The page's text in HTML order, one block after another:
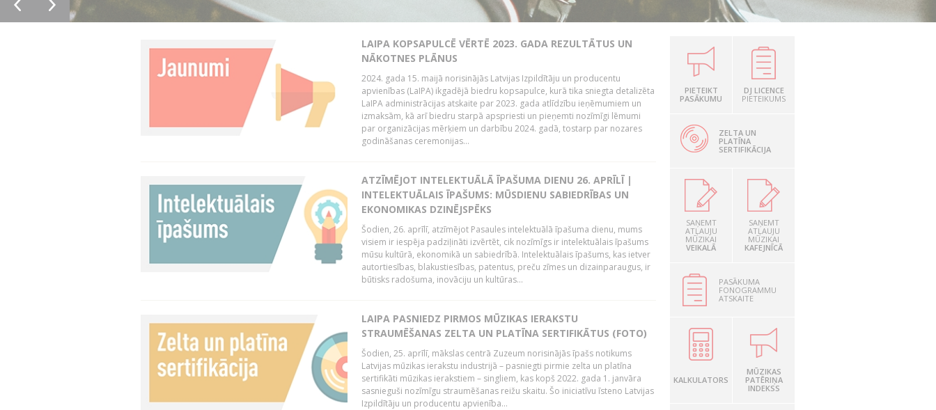
LAIPA KOPSAPULCĒ VĒRTĒ 2023. GADA REZULTĀTUS UN
NĀKOTNES PLĀNUS
2024. gada 15. maijā norisinājās Latvijas Izpildītāju un producentu
apvienības (LaIPA) ikgadējā biedru kopsapulce, kurā tika sniegta detalizēta
LaIPA administrācijas atskaite par 2023. gada atlīdzību ieņēmumiem un
izmaksām, kā arī biedru starpā apspriesti un pieņemti nozīmīgi lēmumi
par organizācijas mērķiem un darbību 2024. gadā, tostarp par nozares
godināšanas ceremonijas...
ATZĪMĒJOT INTELEKTUĀLĀ ĪPAŠUMA DIENU 26. APRĪLĪ |
INTELEKTUĀLAIS ĪPAŠUMS: MŪSDIENU SABIEDRĪBAS UN
EKONOMIKAS DZINĒJSPĒKS
Šodien, 26. aprīlī, atzīmējot Pasaules intelektuālā īpašuma dienu, mums
visiem ir iespēja padziļināti izvērtēt, cik nozīmīgs ir intelektuālais īpašums
mūsu kultūrā, ekonomikā un sabiedrībā. Intelektuālais īpašums, kas ietver
autortiesības, blakustiesības, patentus, preču zīmes un dizainparaugus, ir
būtisks radošuma, inovāciju un kultūras...
LAIPA PASNIEDZ PIRMOS MŪZIKAS IERAKSTU
STRAUMĒŠANAS ZELTA UN PLATĪNA SERTIFIKĀTUS (FOTO)
Šodien, 25. aprīlī, mākslas centrā Zuzeum norisinājās īpašs notikums
Latvijas mūzikas ierakstu industrijā – pasniegti pirmie zelta un platīna
sertifikāti mūzikas ierakstiem – singliem, kas kopš 2022. gada 1. janvāra
sasnieguši nozīmīgu straumēšanas reižu skaitu. Šo iniciatīvu īsteno Latvijas
Izpildītāju un producentu apvienība...
PIETEIKT
PASĀKUMU
DJ LICENCE
PIETEIKUMS
ZELTA UN
PLATĪNA
SERTIFIKĀCIJA
SAŅEMT
ATĻAUJU
MŪZIKAI
VEIKALĀ
SAŅEMT
ATĻAUJU
MŪZIKAI
KAFEJNĪCĀ
PASĀKUMA
FONOGRAMMU
ATSKAITE
KALKULATORS
MŪZIKAS
PATĒRIŅA
INDEKSS